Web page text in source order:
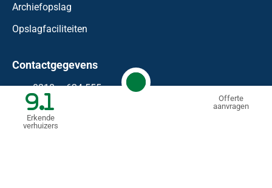
Archiefopslag
Opslagfaciliteiten
Contactgegevens
0318 – 624 555
info@waaijenberg.nl
Bonnetstraat 59
9.1
Erkende
verhuizers
Offerte
aanvragen